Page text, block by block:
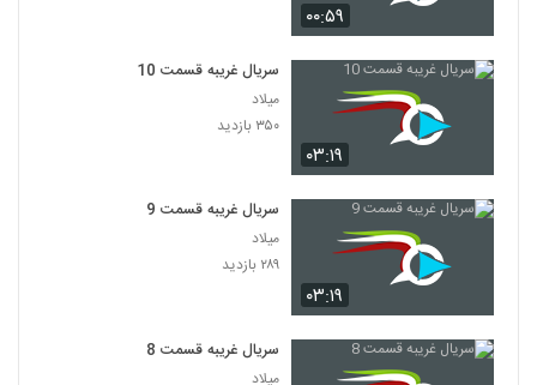
۰۰:۵۹
۰۳:۱۹
سریال غریبه قسمت 10
میلاد
۳۵۰ بازدید
۰۳:۱۹
سریال غریبه قسمت 9
میلاد
۲۸۹ بازدید
سریال غریبه قسمت 8
میلاد